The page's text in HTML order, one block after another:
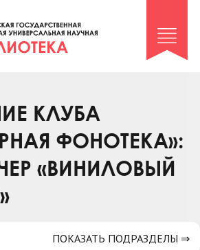
и сельдерей»
архив»
КЛУБА
ФОНОТЕКА»:
«ВИНИЛОВЫЙ
ПОКАЗАТЬ ПОДРАЗДЕЛЫ ⇒